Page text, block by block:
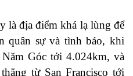
là địa điểm khá lạ lùng để
quân sự và tình báo, khi
Góc tới 4.024km, và
từ San Francisco tới